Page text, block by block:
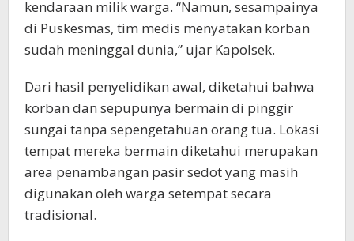
kendaraan milik warga. “Namun, sesampainya
di Puskesmas, tim medis menyatakan korban
sudah meninggal dunia,” ujar Kapolsek.
Dari hasil penyelidikan awal, diketahui bahwa
korban dan sepupunya bermain di pinggir
sungai tanpa sepengetahuan orang tua. Lokasi
tempat mereka bermain diketahui merupakan
area penambangan pasir sedot yang masih
digunakan oleh warga setempat secara
tradisional.